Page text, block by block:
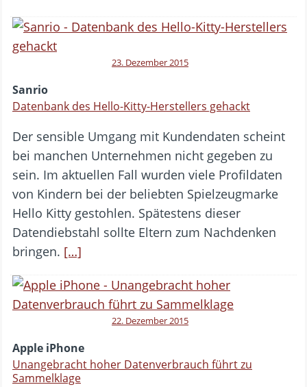
23. Dezember 2015
Sanrio
Datenbank des Hello-Kitty-Herstellers gehackt
Der sensible Umgang mit Kundendaten scheint
bei manchen Unternehmen nicht gegeben zu
sein. Im aktuellen Fall wurden viele Profildaten
von Kindern bei der beliebten Spielzeugmarke
Hello Kitty gestohlen. Spätestens dieser
Datendiebstahl sollte Eltern zum Nachdenken
bringen. […]
22. Dezember 2015
Apple iPhone
Unangebracht hoher Datenverbrauch führt zu
Sammelklage